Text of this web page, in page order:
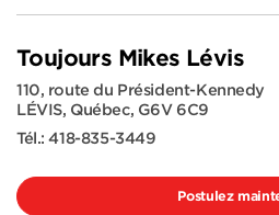
Toujours Mikes Lévis
110, route du Président-Kennedy
LÉVIS, Québec, G6V 6C9
Tél.:418-835-3449
Postulez